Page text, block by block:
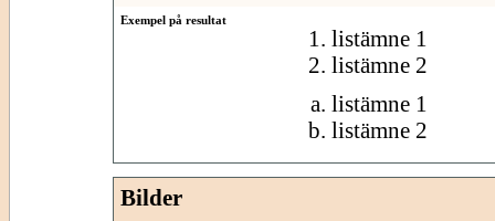
Exempel på resultat
listämne 1
listämne 2
listämne 1
listämne 2
Bilder